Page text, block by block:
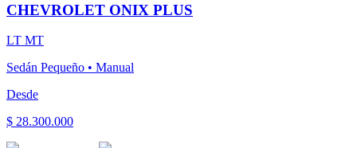
CHEVROLET ONIX PLUS
LT MT
Sedán Pequeño • Manual
Desde
$ 28.300.000